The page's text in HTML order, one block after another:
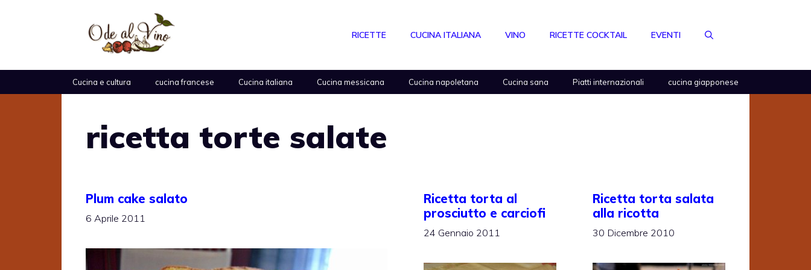
RICETTE CUCINA ITALIANA VINO RICETTE COCKTAIL EVENTI
Cucina e cultura cucina francese Cucina italiana Cucina messicana Cucina napoletana Cucina sana Piatti internazionali cucina giapponese
ricetta torte salate
Plum cake salato
6 Aprile 2011
Ricetta torta al
prosciutto e carciofi
24 Gennaio 2011
Ricetta torta salata
alla ricotta
30 Dicembre 2010